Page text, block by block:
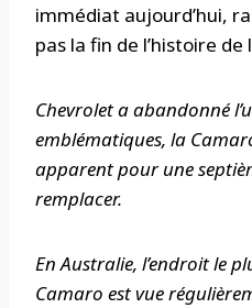
immédiat aujourd’hui,
pas la fin de l’histoire de
Chevrolet a abandonné
emblématiques, la
apparent pour une
remplacer.
En Australie, l’endroit le
Camaro est vue